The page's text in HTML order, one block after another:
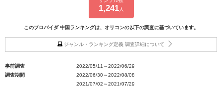
1,241人
このプロバイダ 中国ランキングは、オリコンの以下の調査に基づいています。
ジャンル・ランキング定義 調査詳細について
事前調査
2022/05/11～2022/06/29
調査期間
2022/06/30～2022/08/08
2021/07/02～2021/07/29